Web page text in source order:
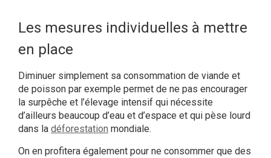
Les mesures individuelles à mettre
en place
Diminuer simplement sa consommation de viande et
de poisson par exemple permet de ne pas encourager
la surpêche et l’élevage intensif qui nécessite
d’ailleurs beaucoup d’eau et d’espace et qui pèse lourd
dans la déforestation mondiale.
On en profitera également pour ne consommer que des